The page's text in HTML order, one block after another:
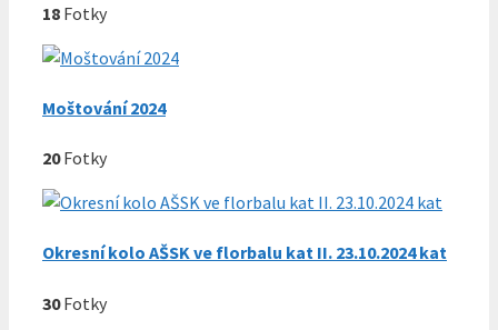
18 Fotky
Moštování 2024
20Fotky
Okresní kolo AŠSK ve florbalu kat II. 23.10.2024 kat
30Fotky